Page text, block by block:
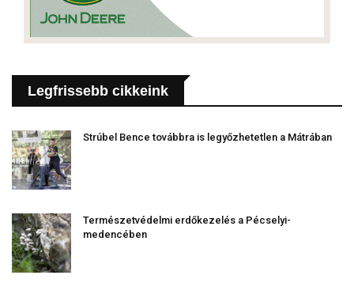
Legfrissebb cikkeink
Strúbel Bence továbbra is legyőzhetetlen a Mátrában
Természetvédelmi erdőkezelés a Pécselyi-
medencében